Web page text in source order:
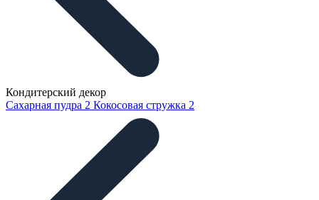
Кондитерский декор
Сахарная пудра 2 Кокосовая стружка 2